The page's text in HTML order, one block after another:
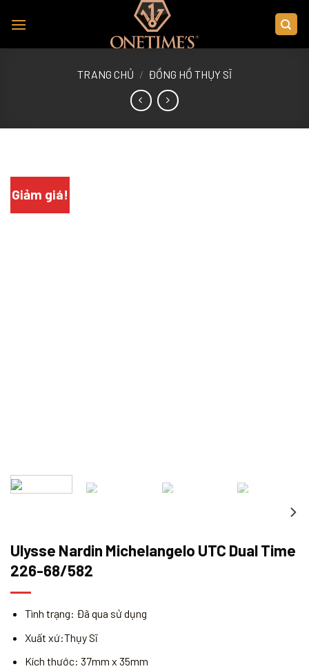
TRANG CHỦ / ĐỒNG HỒ THỤY SĨ
Giảm giá!
Ulysse Nardin Michelangelo UTC Dual Time
226-68/582
Tình trạng: Đã qua sử dụng
Xuất xứ:Thụy Sĩ
Kích thước: 37mm x 35mm